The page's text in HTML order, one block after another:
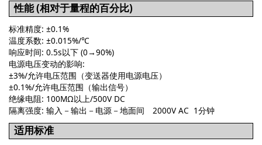
性能 (相对于量程的百分比)
标准精度: ±0.1%
温度系数: ±0.015%/℃
响应时间: 0.5s以下 (0→90%)
电源电压变动的影响:
±3%/允许电压范围（变送器使用电源电压）
±0.1%/允许电压范围（输出信号）
绝缘电阻: 100MΩ以上/500V DC
隔离强度: 输入－输出－电源－地面间 2000V AC 1分钟
适用标准